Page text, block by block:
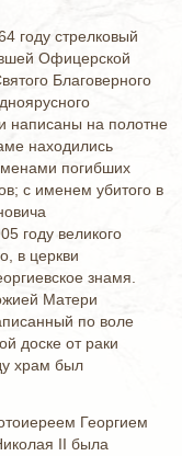
году стрелковый
Офицерской
Благоверного
написаны на полотне
находились
погибших
с именем убитого в
году великого
в церкви
знамя.
Матери
по воле
доске от раки
храм был
Георгием
II была